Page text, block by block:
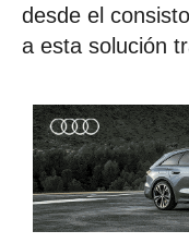
desde el
a esta solución